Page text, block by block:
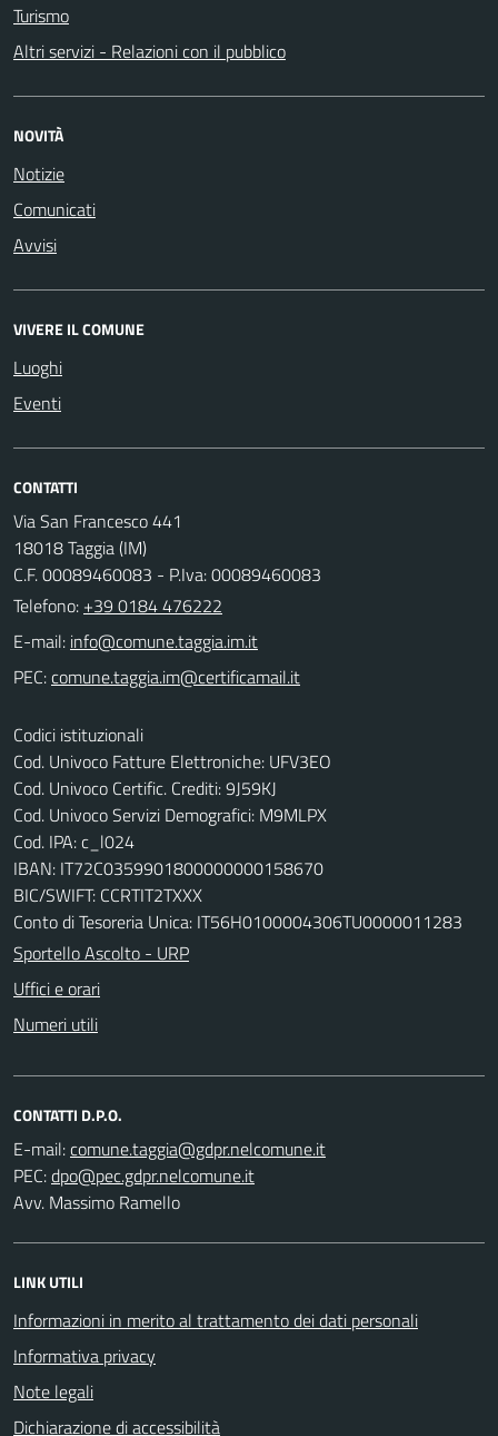
Turismo
Altri servizi - Relazioni con il pubblico
NOVITÀ
Notizie
Comunicati
Avvisi
VIVERE IL COMUNE
Luoghi
Eventi
CONTATTI
Via San Francesco 441
18018 Taggia (IM)
C.F. 00089460083 - P.Iva: 00089460083
Telefono: +39 0184 476222
E-mail:
PEC:
Codici istituzionali
Cod. Univoco Fatture Elettroniche: UFV3EO
Cod. Univoco Certific. Crediti: 9J59KJ
Cod. Univoco Servizi Demografici: M9MLPX
Cod. IPA: c_l024
IBAN: IT72C0359901800000000158670
BIC/SWIFT: CCRTIT2TXXX
Conto di Tesoreria Unica: IT56H0100004306TU0000011283
Sportello Ascolto - URP
Uffici e orari
Numeri utili
CONTATTI D.P.O.
E-mail:
PEC:
Avv. Massimo Ramello
LINK UTILI
Informazioni in merito al trattamento dei dati personali
Informativa privacy
Note legali
Dichiarazione di accessibilità